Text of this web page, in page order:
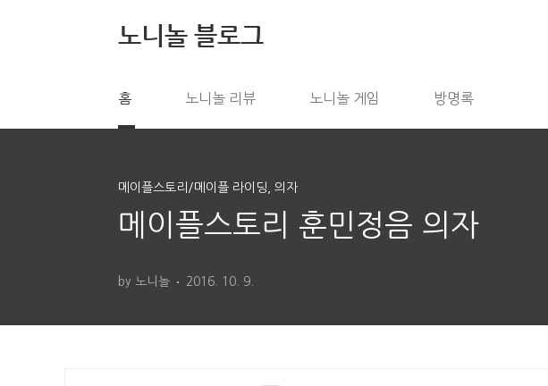
노니놀 블로그
홈 노니놀 리뷰 노니놀 게임 방명록
메이플스토리/메이플 라이딩, 의자
메이플스토리 훈민정음 의자
by 노니놀 2016. 10. 9.